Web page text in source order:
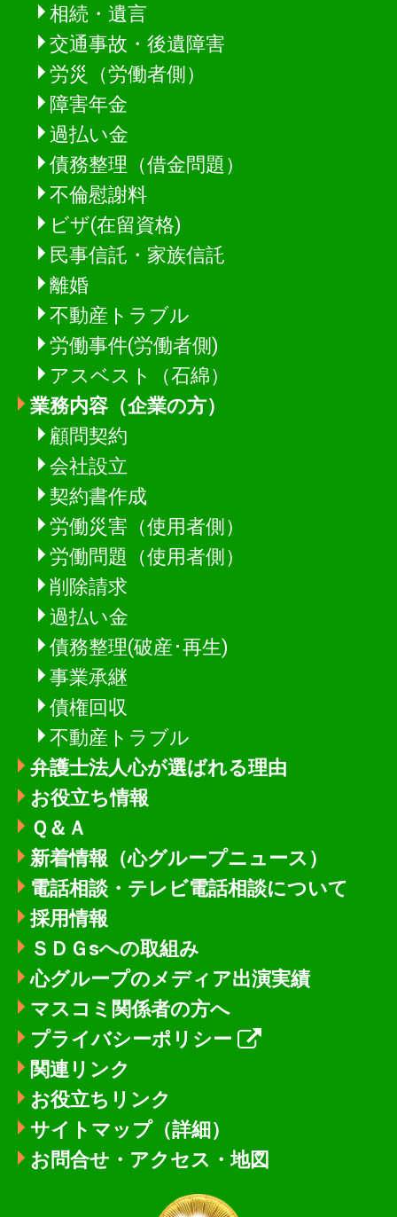
相続・遺言
交通事故・後遺障害
労災（労働者側）
障害年金
過払い金
債務整理（借金問題）
不倫慰謝料
ビザ(在留資格)
民事信託・家族信託
離婚
不動産トラブル
労働事件(労働者側)
アスベスト（石綿）
業務内容（企業の方）
顧問契約
会社設立
契約書作成
労働災害（使用者側）
労働問題（使用者側）
削除請求
過払い金
債務整理(破産･再生)
事業承継
債権回収
不動産トラブル
弁護士法人心が選ばれる理由
お役立ち情報
Ｑ＆Ａ
新着情報 （心グループニュース）
電話相談・テレビ電話相談について
採用情報
ＳＤＧsへの取組み
心グループのメディア出演実績
マスコミ関係者の方へ
プライバシーポリシー
関連リンク
お役立ちリンク
サイトマップ（詳細）
お問合せ・アクセス・地図